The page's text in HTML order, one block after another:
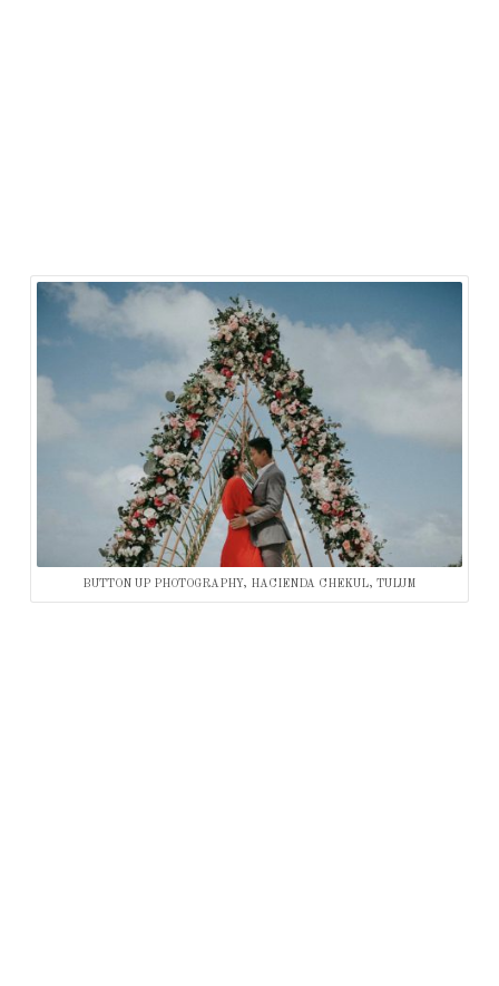
BUTTON UP PHOTOGRAPHY, HACIENDA CHEKUL, TULUM